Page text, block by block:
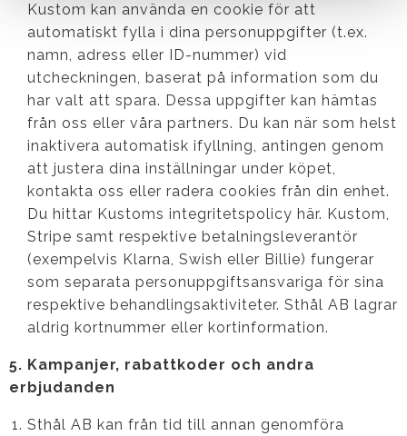
Kustom kan använda en cookie för att
automatiskt fylla i dina personuppgifter (t.ex.
namn, adress eller ID-nummer) vid
utcheckningen, baserat på information som du
har valt att spara. Dessa uppgifter kan hämtas
från oss eller våra partners. Du kan när som helst
inaktivera automatisk ifyllning, antingen genom
att justera dina inställningar under köpet,
kontakta oss eller radera cookies från din enhet.
Du hittar Kustoms integritetspolicy här. Kustom,
Stripe samt respektive betalningsleverantör
(exempelvis Klarna, Swish eller Billie) fungerar
som separata personuppgiftsansvariga för sina
respektive behandlingsaktiviteter. Sthål AB lagrar
aldrig kortnummer eller kortinformation.
5. Kampanjer, rabattkoder och andra
erbjudanden
Sthål AB kan från tid till annan genomföra